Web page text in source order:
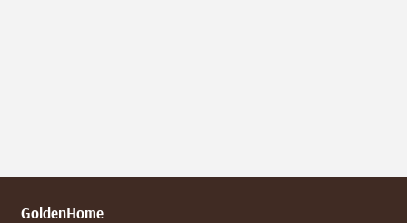
GoldenHome